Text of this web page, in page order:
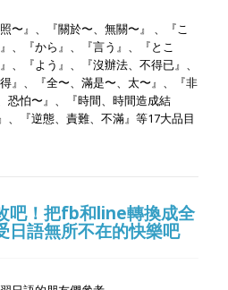
照〜』、『關於〜、無關〜』 、『こ
、『から』、『言う』、『とこ
、『よう』、『沒辦法、不得已』、
得』、『全〜、滿是〜、太〜』、『非
恐怕〜』、『時間、時間造成結
、『逆態、責難、不滿』等17大品目
吧！把fb和line轉換成全
日語無所不在的快樂吧